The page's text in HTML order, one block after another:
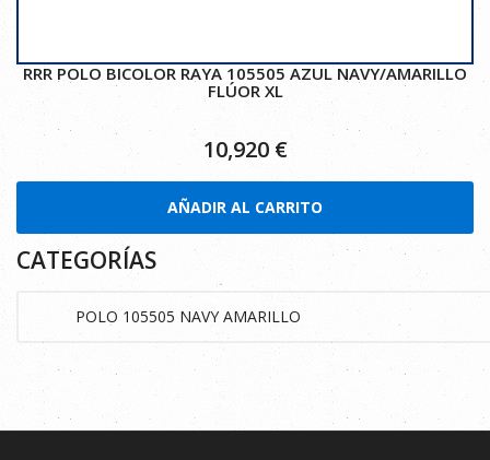
RRR POLO BICOLOR RAYA 105505 AZUL NAVY/AMARILLO
FLÚOR XL
10,920 €
AÑADIR AL CARRITO
CATEGORÍAS